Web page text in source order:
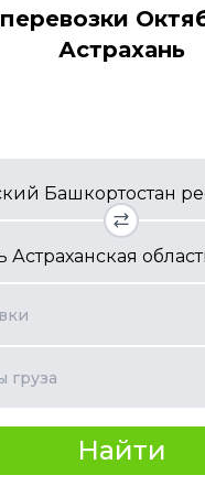
Астрахань
груза
Найти